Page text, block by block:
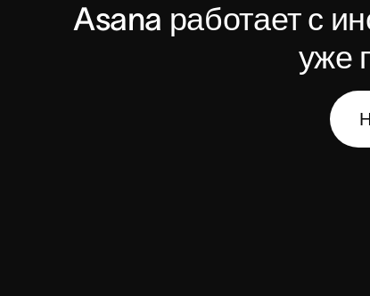
Asana работает с
уже